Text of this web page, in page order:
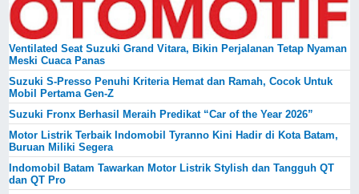
Ventilated Seat Suzuki Grand Vitara, Bikin Perjalanan Tetap Nyaman
Meski Cuaca Panas
Suzuki S-Presso Penuhi Kriteria Hemat dan Ramah, Cocok Untuk
Mobil Pertama Gen-Z
Suzuki Fronx Berhasil Meraih Predikat “Car of the Year 2026”
Motor Listrik Terbaik Indomobil Tyranno Kini Hadir di Kota Batam,
Buruan Miliki Segera
Indomobil Batam Tawarkan Motor Listrik Stylish dan Tangguh QT
dan QT Pro